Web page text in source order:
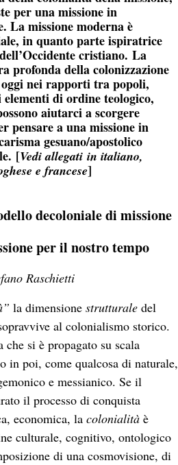
per una missione in
La missione moderna è
in quanto parte ispiratrice
cristiano. La
profonda della colonizzazione
nei rapporti tra popoli,
di ordine teologico,
aiutarci a scorgere
pensare a una missione in
gesuano/apostolico
[Vedi allegati in italiano,
e francese]
decoloniale di missione
per il nostro tempo
Raschietti
la dimensione strutturale del
al colonialismo storico.
si è propagato su scala
in poi, come qualcosa di naturale,
e messianico. Se il
il processo di conquista
economica, la colonialità è
culturale, cognitivo, ontologico
di una cosmovisione, di